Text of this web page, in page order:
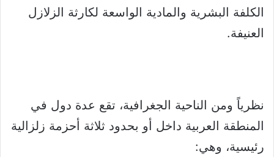
الكلفة البشرية والمادية الواسعة لكارثة الزلازل
العنيفة.
نظرياً ومن الناحية الجغرافية، تقع عدة دول في
المنطقة العربية داخل أو بحدود ثلاثة أحزمة زلزالية
رئيسية، وهي: